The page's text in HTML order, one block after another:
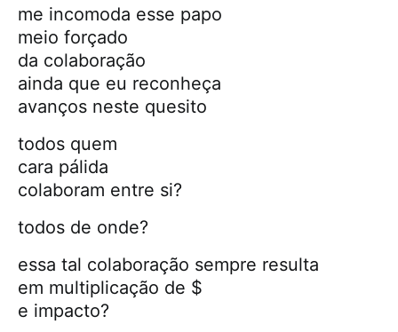
me incomoda esse papo
meio forçado
da colaboração
ainda que eu reconheça
avanços neste quesito
todos quem
cara pálida
colaboram entre si?
todos de onde?
essa tal colaboração sempre resulta
em multiplicação de $
e impacto?